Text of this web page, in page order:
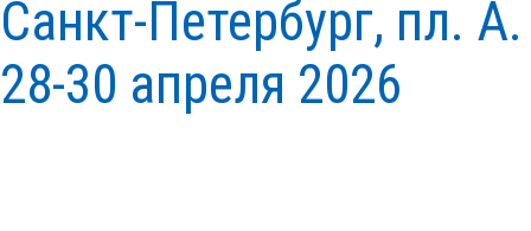
Санкт-Петербург, пл.
28-30 апреля 2026